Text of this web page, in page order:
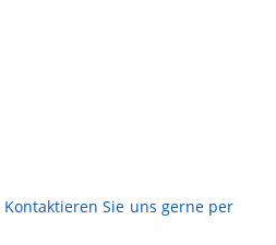
Kontaktieren Sie uns gerne per